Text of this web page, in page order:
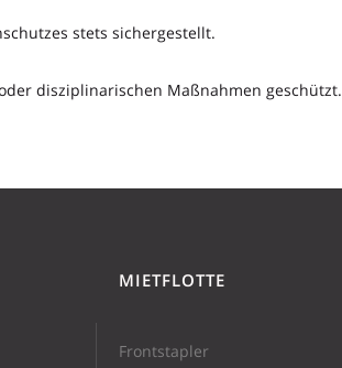
stets sichergestellt.
disziplinarischen Maßnahmen geschützt.
MIETFLOTTE
Frontstapler